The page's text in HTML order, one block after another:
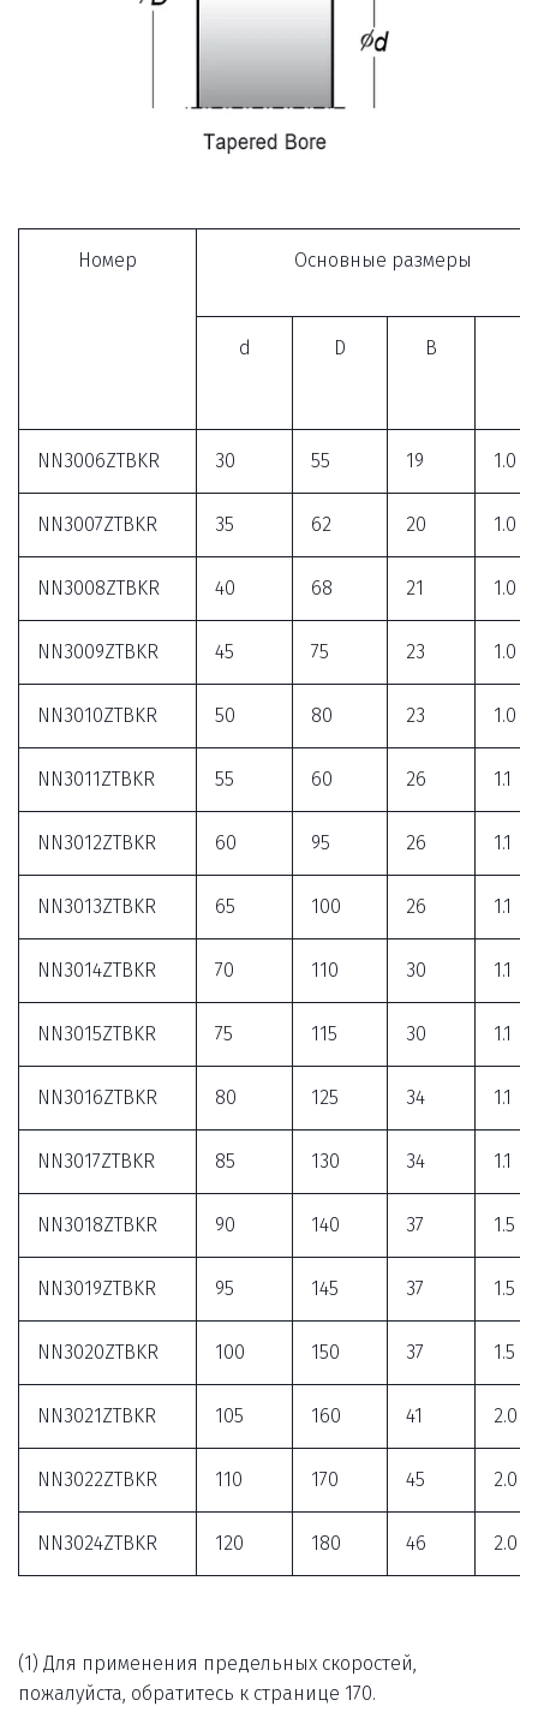
Номер Основные размеры
d D B
NN3006ZTBKR 30 55 19 1.0
NN3007ZTBKR 35 62 20 1.0
NN3008ZTBKR 40 68 21 1.0
NN3009ZTBKR 45 75 23 1.0
NN3010ZTBKR 50 80 23 1.0
NN3011ZTBKR 55 60 26 1.1
NN3012ZTBKR 60 95 26 1.1
NN3013ZTBKR 65 100 26 1.1
NN3014ZTBKR 70 110 30 1.1
NN3015ZTBKR 75 115 30 1.1
NN3016ZTBKR 80 125 34 1.1
NN3017ZTBKR 85 130 34 1.1
NN3018ZTBKR 90 140 37 1.5
NN3019ZTBKR 95 145 37 1.5
NN3020ZTBKR 100 150 37 1.5
NN3021ZTBKR 105 160 41 2.0
NN3022ZTBKR 110 170 45 2.0
NN3024ZTBKR 120 180 46 2.0
(1) Для применения предельных скоростей,
пожалуйста, обратитесь к странице 170.